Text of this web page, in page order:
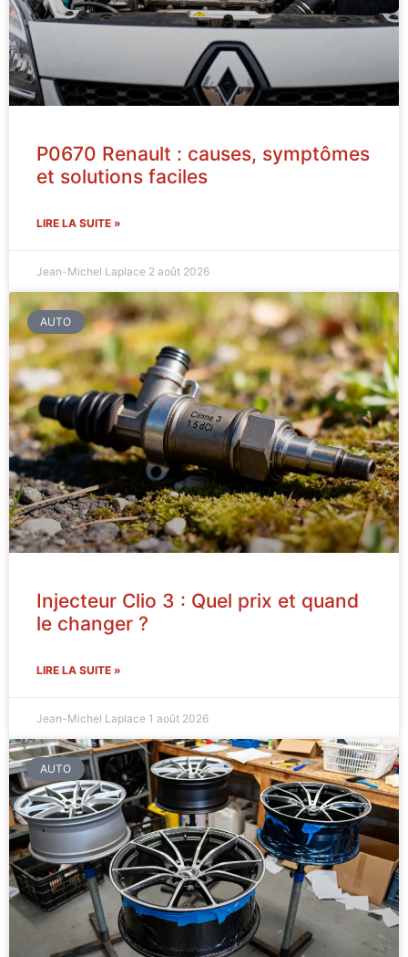
P0670 Renault : causes, symptômes
et solutions faciles
LIRE LA SUITE »
Jean-Michel Laplace 2 août 2026
AUTO
Injecteur Clio 3 : Quel prix et quand
le changer ?
LIRE LA SUITE »
Jean-Michel Laplace 1 août 2026
AUTO